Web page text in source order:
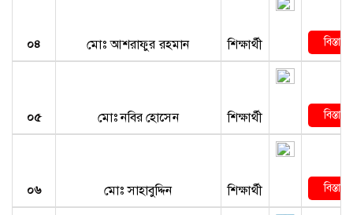
০৪ মোঃ আশরাফুর রহমান শিক্ষার্থী
০৫ মোঃ নবির হোসেন শিক্ষার্থী
০৬ মোঃ সাহাবুদ্দিন শিক্ষার্থী